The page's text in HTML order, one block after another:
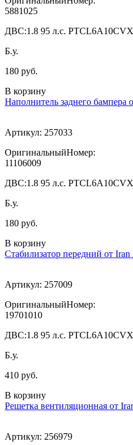
5881025
ДВС:1.8 95 л.с.
Б.у.
180 руб.
В корзину
Наполнитель заднего бампера
Артикул: 257033
ОригинальныйНомер:
11106009
ДВС:1.8 95 л.с.
Б.у.
180 руб.
В корзину
Стабилизатор передний от
Артикул: 257009
ОригинальныйНомер:
19701010
ДВС:1.8 95 л.с.
Б.у.
410 руб.
В корзину
Решетка вентиляционная от
Артикул: 256979